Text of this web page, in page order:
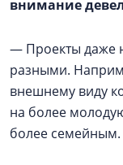
внимание
— Проекты даже
разными.
внешнему виду
на более
более семейным.